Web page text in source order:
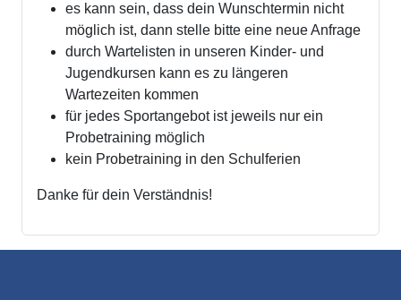
es kann sein, dass dein Wunschtermin nicht
möglich ist, dann stelle bitte eine neue Anfrage
durch Wartelisten in unseren Kinder- und
Jugendkursen kann es zu längeren
Wartezeiten kommen
für jedes Sportangebot ist jeweils nur ein
Probetraining möglich
kein Probetraining in den Schulferien
Danke für dein Verständnis!